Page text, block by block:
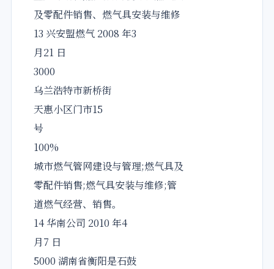
及零配件销售、燃气具安装与维修
13 兴安盟燃气 2008 年3
月21 日
3000
乌兰浩特市新桥街
天惠小区门市15
号
100%
城市燃气管网建设与管理;燃气具及
零配件销售;燃气具安装与维修;管
道燃气经营、销售。
14 华南公司 2010 年4
月7 日
5000 湖南省衡阳是石鼓